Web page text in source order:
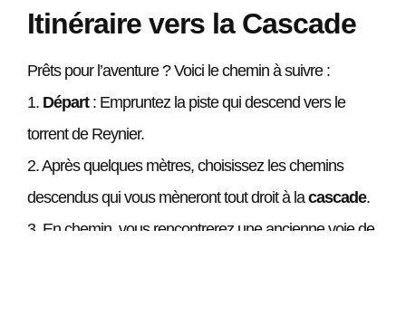
Itinéraire vers la Cascade
Prêts pour l’aventure ? Voici le chemin à suivre :
1. Départ: Empruntez la piste qui descend vers le
torrent de Reynier.
2. Après quelques mètres, choisissez les chemins
descendus qui vous mèneront tout droit à lacascade.
3. En chemin, vous rencontrerez une ancienne voie de